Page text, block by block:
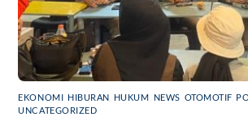
EKONOMI HIBURAN HUKUM NEWS OTOMOTIF,
UNCATEGORIZED